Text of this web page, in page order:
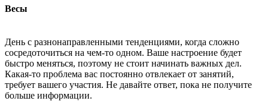
Весы
День с разнонаправленными тенденциями, когда сложно
сосредоточиться на чем-то одном. Ваше настроение будет
быстро меняться, поэтому не стоит начинать важных дел.
Какая-то проблема вас постоянно отвлекает от занятий,
требует вашего участия. Не давайте ответ, пока не получите
больше информации.